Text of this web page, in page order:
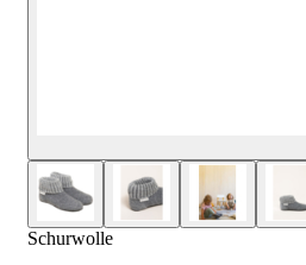
Schurwolle